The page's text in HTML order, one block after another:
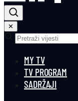
✕
MY TV
TV PROGRAM
SADRŽAJI